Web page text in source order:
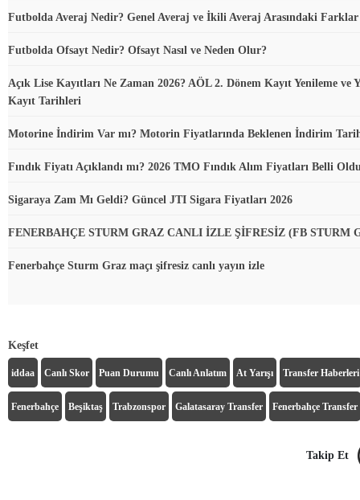
Futbolda Averaj Nedir? Genel Averaj ve İkili Averaj Arasındaki Farklar
Futbolda Ofsayt Nedir? Ofsayt Nasıl ve Neden Olur?
Açık Lise Kayıtları Ne Zaman 2026? AÖL 2. Dönem Kayıt Yenileme ve
Kayıt Tarihleri
Motorine İndirim Var mı? Motorin Fiyatlarında Beklenen İndirim
Fındık Fiyatı Açıklandı mı? 2026 TMO Fındık Alım Fiyatları Belli
Sigaraya Zam Mı Geldi? Güncel JTI Sigara Fiyatları 2026
FENERBAHÇE STURM GRAZ CANLI İZLE ŞİFRESİZ (FB STURM
Fenerbahçe Sturm Graz maçı şifresiz canlı yayın izle
Keşfet
iddaa Canlı Skor Puan Durumu Canlı Anlatım At Yarışı Transfer Haberleri
Fenerbahçe Beşiktaş Trabzonspor Galatasaray Transfer Fenerbahçe Transfer
Takip Et